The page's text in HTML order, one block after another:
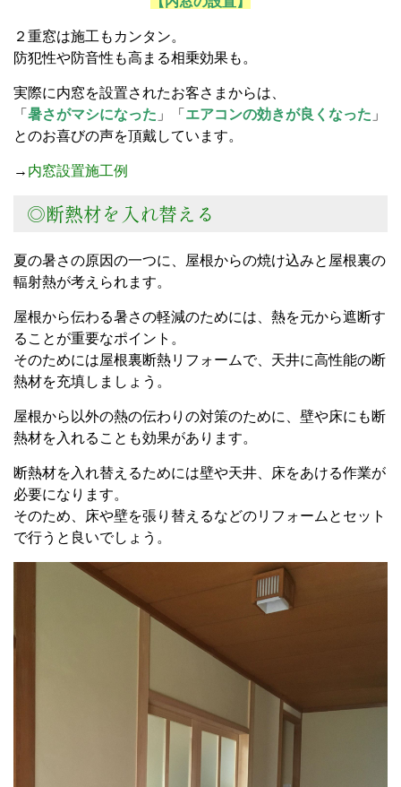
２重窓は施工もカンタン。
防犯性や防音性も高まる相乗効果も。
実際に内窓を設置されたお客さまからは、
「 暑さがマシになった 」「 エアコンの効きが良くなった 」
とのお喜びの声を頂戴しています。
→ 内窓設置施工例
◎断熱材を入れ替える
夏の暑さの原因の一つに、屋根からの焼け込みと屋根裏の
輻射熱が考えられます。
屋根から伝わる暑さの軽減のためには、熱を元から遮断す
ることが重要なポイント。
そのためには屋根裏断熱リフォームで、天井に高性能の断
熱材を充填しましょう。
屋根から以外の熱の伝わりの対策のために、壁や床にも断
熱材を入れることも効果があります。
断熱材を入れ替えるためには壁や天井、床をあける作業が
必要になります。
そのため、床や壁を張り替えるなどのリフォームとセット
で行うと良いでしょう。